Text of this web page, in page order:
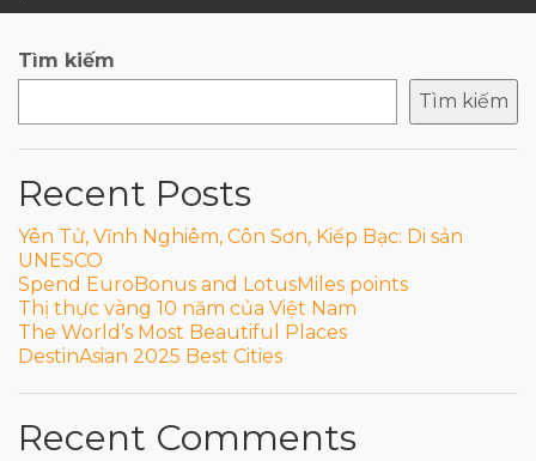
Tìm kiếm
Tìm kiếm
Recent Posts
Yên Tử, Vĩnh Nghiêm, Côn Sơn, Kiếp Bạc: Di sản
UNESCO
Spend EuroBonus and LotusMiles points
Thị thực vàng 10 năm của Việt Nam
The World’s Most Beautiful Places
DestinAsian 2025 Best Cities
Recent Comments